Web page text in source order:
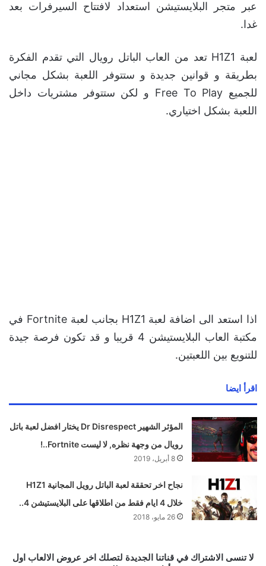
عبر متجر البلايستيشن استعداد لافتتاح السيرفرات بعد
غدا.
لعبة H1Z1 تعد من العاب الباتل رويال التي تقدم الفكرة
بطريقة و قوانين جديدة و ستتوفر اللعبة بشكل مجاني
للجميع Free To Play و لكن ستتوفر مشتريات داخل
اللعبة بشكل اختياري.
اذا استعد الى اضافة لعبة H1Z1 بجانب لعبة Fortnite في
مكتبة العاب البلايستيشن 4 قريبا و قد تكون فرصة جيدة
للتنويع بين اللعبتين.
اقرأ ايضا
المؤثر الشهير Dr Disrespect يختار افضل لعبة باتل
رويال من وجهة نظره, لا ليست Fortnite..!
8 أبريل، 2019
نجاح اخر تحققة لعبة الباتل رويل المجانية H1Z1
خلال 4 ايام فقط من اطلاقها على البلايستيشن 4..
26 مايو، 2018
لا تنسى الاشتراك في قناتنا الجديدة لتصلك اخر عروض الالعاب اول بأول و